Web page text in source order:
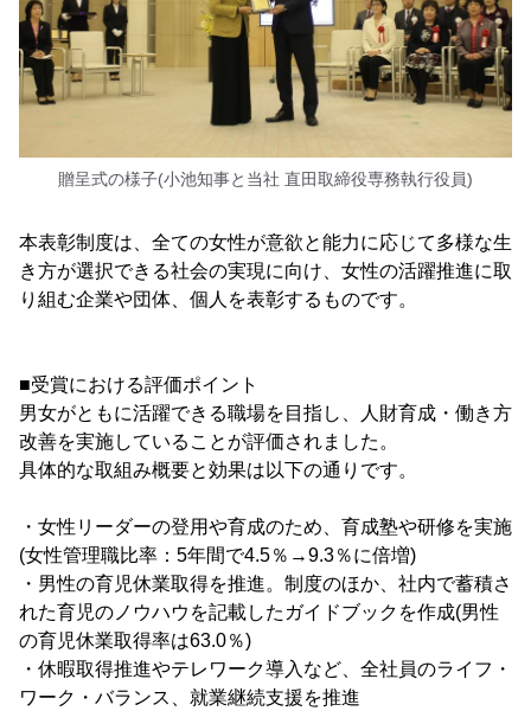
贈呈式の様子(小池知事と当社 直田取締役専務執行役員)
本表彰制度は、全ての女性が意欲と能力に応じて多様な生
き方が選択できる社会の実現に向け、女性の活躍推進に取
り組む企業や団体、個人を表彰するものです。
■受賞における評価ポイント
男女がともに活躍できる職場を目指し、人財育成・働き方
改善を実施していることが評価されました。
具体的な取組み概要と効果は以下の通りです。
・女性リーダーの登用や育成のため、育成塾や研修を実施
(女性管理職比率：5年間で4.5％→9.3％に倍増)
・男性の育児休業取得を推進。制度のほか、社内で蓄積さ
れた育児のノウハウを記載したガイドブックを作成(男性
の育児休業取得率は63.0％)
・休暇取得推進やテレワーク導入など、全社員のライフ・
ワーク・バランス、就業継続支援を推進